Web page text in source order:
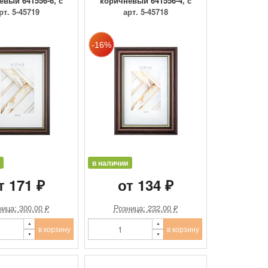
пласти...
5-45719
171 ₽
300.00 ₽
в корзину
пласти...
арт. 5-45718
в наличии
от 134 ₽
Розница: 232.00 ₽
в корзину